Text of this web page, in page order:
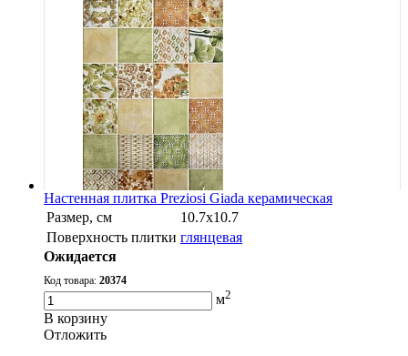
Настенная плитка Preziosi Giada керамическая
Размер, см
10.7х10.7
Поверхность плитки глянцевая
Ожидается
Код товара: 20374
м2
В корзину
Oтложить